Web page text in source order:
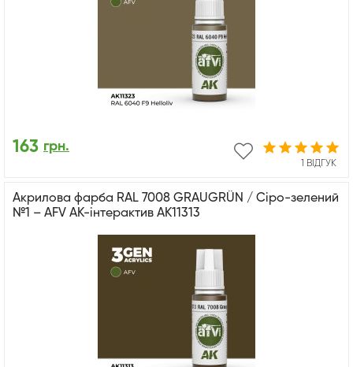
1 ВІДГУК
163 грн.
Акрилова фарба RAL 7008 GRAUGRÜN / Сіро-зелений
№1 – AFV АК-інтерактив AK11313